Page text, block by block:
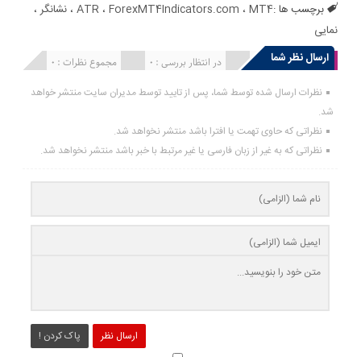
برچسب ها : ATR، ForexMT4Indicators.com ، MT4 ،نشانگر ،
نمایی
ارسال نظر شما
مجموع نظرات : 0 در انتظار بررسی : 0 انتشار یافته : 0
نظرات ارسال شده توسط شما، پس از تایید توسط مدیران سایت منتشر خواهد
شد.
نظراتی که حاوی تهمت یا افترا باشد منتشر نخواهد شد.
نظراتی که به غیر از زبان فارسی یا غیر مرتبط با خبر باشد منتشر نخواهد شد.
ارسال نظر پاک کردن !